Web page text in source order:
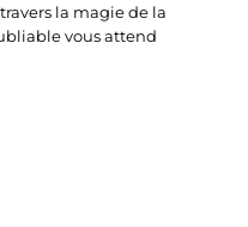
la magie de la
vous attend